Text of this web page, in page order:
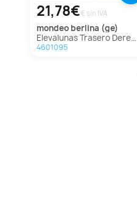
21,78€€ sin IVA
mondeo berlina (ge)
Elevalunas Trasero Derecho Para Ford Mondeo Berlina
4601095